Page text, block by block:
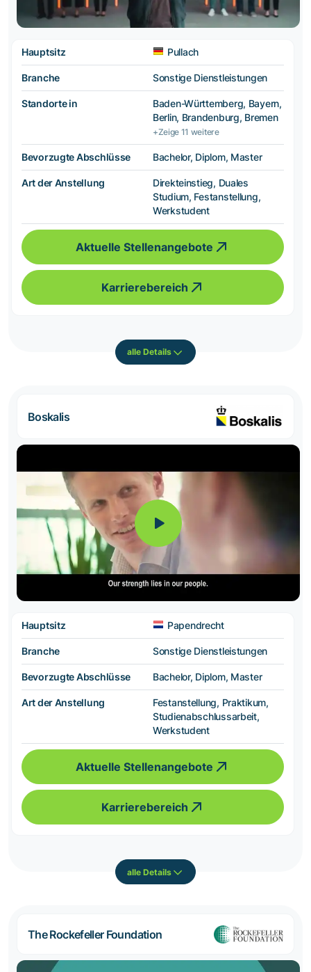
Hauptsitz Pullach
Branche Sonstige Dienstleistungen
Standorte in
Baden-Württemberg, Bayern,
Berlin, Brandenburg, Bremen
+Zeige 11 weitere
Bevorzugte Abschlüsse Bachelor, Diplom, Master
Art der Anstellung
Direkteinstieg, Duales
Studium, Festanstellung,
Werkstudent
Aktuelle Stellenangebote
Karrierebereich
alle Details
Boskalis
Hauptsitz Papendrecht
Branche Sonstige Dienstleistungen
Bevorzugte Abschlüsse Bachelor, Diplom, Master
Art der Anstellung
Festanstellung, Praktikum,
Studienabschlussarbeit,
Werkstudent
Aktuelle Stellenangebote
Karrierebereich
alle Details
The Rockefeller Foundation